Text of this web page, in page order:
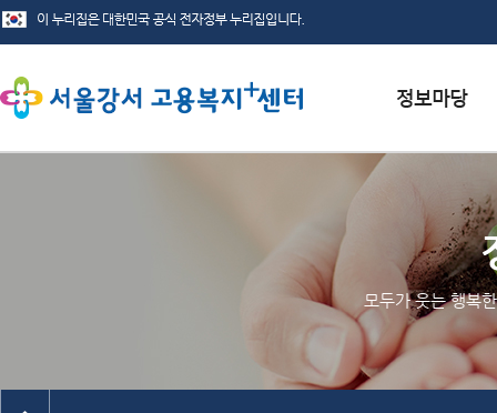
채용정보
인재정보
관련사이트
모두가 웃는 행복